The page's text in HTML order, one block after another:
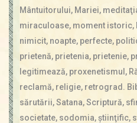
Mântuitorului, Mariei,
miraculoase, moment istoric,
nimicit, noapte, perfecte,
prietenă, prietenia, prietenie,
legitimează, proxenetismul,
reclamă, religie, retrograd.
sărutării,Satana,Scriptură,
societate, sodomia,ştiinţific,